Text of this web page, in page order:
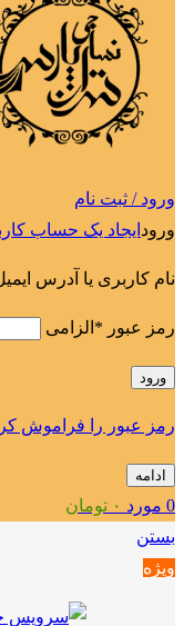
ورود / ثبت نام
ورود ایجاد یک حساب
نام کاربری یا آدرس
رمز عبور * الزامی
ورود
رمز عبور را فراموش
ادامه
0 مورد ۰ تومان
بستن
ویژه